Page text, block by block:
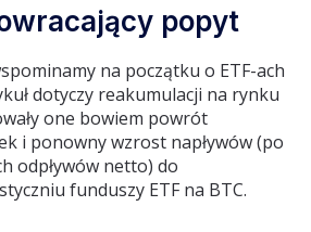
popyt
na początku o ETF-ach
dotyczy reakumulacji na rynku
one bowiem powrót
i ponowny wzrost napływów (po
odpływów netto) do
funduszy ETF na BTC.